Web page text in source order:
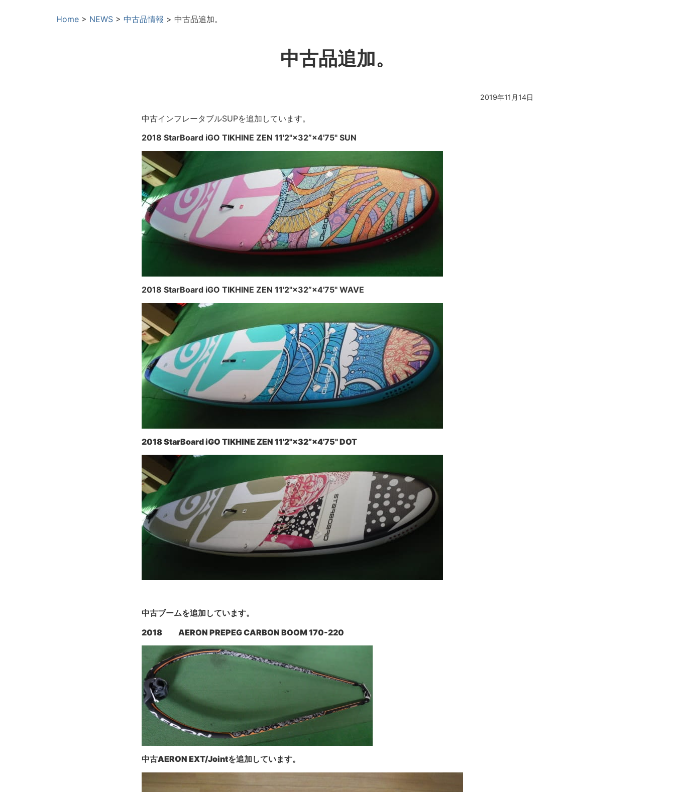
Home > NEWS > 中古品情報 > 中古品追加。
中古品追加。
2019年11月14日
中古インフレータブルSUPを追加しています。
2018 StarBoard iGO TIKHINE ZEN 11'2"×32”×4'75" SUN
2018 StarBoard iGO TIKHINE ZEN 11'2"×32”×4'75" WAVE
2018 StarBoard iGO TIKHINE ZEN 11'2"×32”×4'75" DOT
中古ブームを追加しています。
2018 AERON PREPEG CARBON BOOM 170-220
中古AERON EXT/Jointを追加しています。